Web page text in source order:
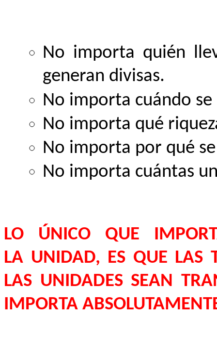
No importa quién
generan divisas.
No importa cuándo
No importa qué
No importa por qué
No importa cuántas
LO ÚNICO QUE
LA UNIDAD, ES QUE LAS
LAS UNIDADES SEAN
IMPORTA